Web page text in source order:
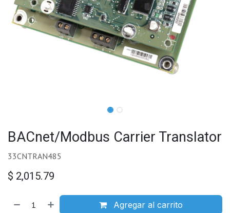
BACnet/Modbus Carrier Translator
33CNTRAN485
$ 2,015.79
Agregar al carrito